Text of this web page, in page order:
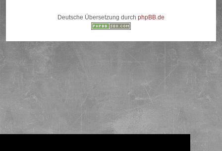
Deutsche Übersetzung durch phpBB.de